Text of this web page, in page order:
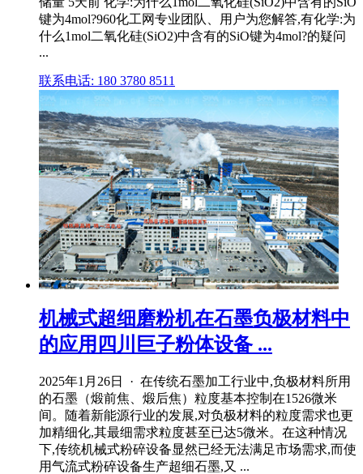
键为4mol?960化工网专业团队、用户为您解答,有化学:为
什么1mol二氧化硅(SiO2)中含有的SiO键为4mol?的疑问
...
联系电话: 180 3780 8511
机械式超细磨粉机在石墨负极材料中
的应用四川巨子粉体设备 ...
2025年1月26日 · 在传统石墨加工行业中,负极材料所用
的石墨（煅前焦、煅后焦）粒度基本控制在1526微米
间。随着新能源行业的发展,对负极材料的粒度需求也更
加精细化,其最细需求粒度甚至已达5微米。在这种情况
下,传统机械式粉碎设备显然已经无法满足市场需求,而使
用气流式粉碎设备生产超细石墨,又 ...